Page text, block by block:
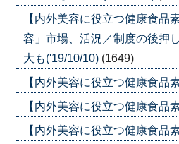
【内外美容に役立つ健康食
容」市場、活況／制度の後押
大も('19/10/10) (1649)
【内外美容に役立つ健康食品
【内外美容に役立つ健康食品
【内外美容に役立つ健康食品